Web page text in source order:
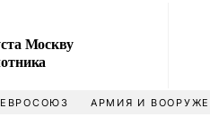
Москву
ЕВРОСОЮЗ АРМИЯ И